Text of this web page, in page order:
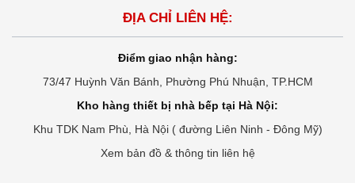
ĐỊA CHỈ LIÊN HỆ:
Điểm giao nhận hàng:
73/47 Huỳnh Văn Bánh, Phường Phú Nhuận, TP.HCM
Kho hàng thiết bị nhà bếp tại Hà Nội:
Khu TDK Nam Phù, Hà Nội ( đường Liên Ninh - Đông Mỹ)
Xem bản đồ & thông tin liên hệ